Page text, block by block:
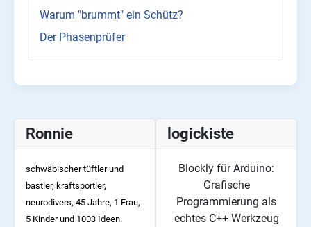
Warum "brummt" ein Schütz?
Der Phasenprüfer
Ronnie
schwäbischer tüftler und
bastler, kraftsportler,
neurodivers, 45 Jahre, 1 Frau,
5 Kinder und 1003 Ideen.
logickiste
Blockly für Arduino:
Grafische
Programmierung als
echtes C++ Werkzeug